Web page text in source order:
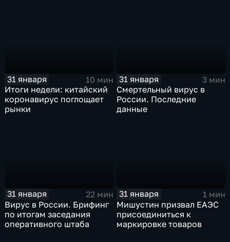
31 января
10 мин
Итоги недели: китайский
коронавирус поглощает
рынки
31 января
3 мин
Смертельный вирус в
России. Последние
данные
31 января
22 мин
Вирус в России. Брифинг
по итогам заседания
оперативного штаба
31 января
1 мин
Мишустин призвал ЕАЭС
присоединиться к
маркировке товаров